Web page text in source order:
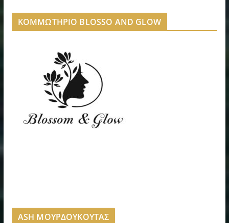
ΚΟΜΜΩΤΗΡΙΟ BLOSSO AND GLOW
ASH ΜΟΥΡΔΟΥΚΟΥΤΑΣ